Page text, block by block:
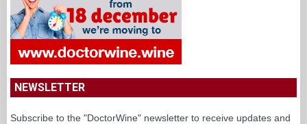
NEWSLETTER
Subscribe to the "DoctorWine" newsletter to receive updates and